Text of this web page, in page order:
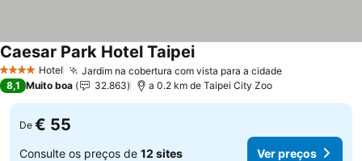
4 EstrelasHotel Jardim na cobertura com vista para a cidadeVer preços
Caesar Park Hotel TaipeiVer preços
8,1 Muito boa 32.863 a 0.2 km de Taipei City Zoo
De € 55
Consulte os preços de 12 sites Ver preços